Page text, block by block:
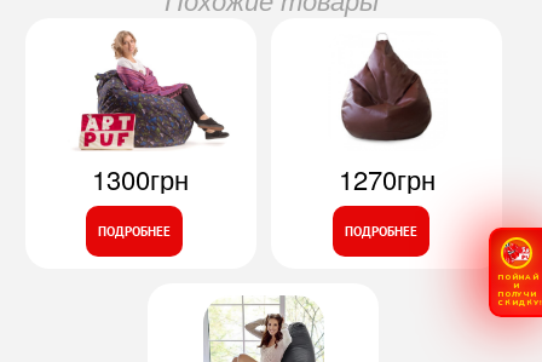
1300грн
ПОДРОБНЕЕ
1270грн
ПОДРОБНЕЕ
ПОЙМАЙ
И
ПОЛУЧИ
СКИДКУ!